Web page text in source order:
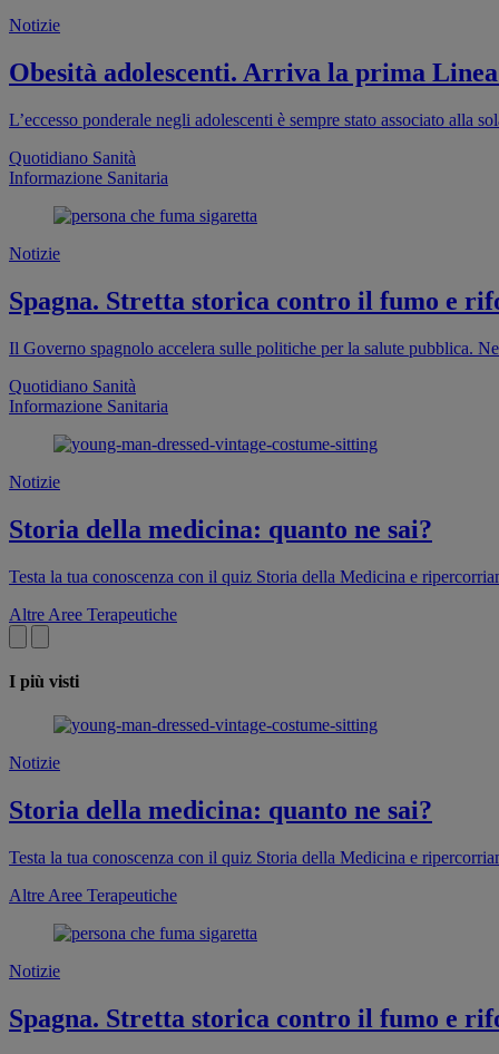
Notizie
Obesità adolescenti. Arriva la prima
L’eccesso ponderale negli adolescenti è sempre stato associato
Quotidiano Sanità
Informazione Sanitaria
Notizie
Spagna. Stretta storica contro il fumo e
Il Governo spagnolo accelera sulle politiche per la salute pubblica.
Quotidiano Sanità
Informazione Sanitaria
Notizie
Storia della medicina: quanto ne sai?
Testa la tua conoscenza con il quiz Storia della Medicina e
Altre Aree Terapeutiche
I più visti
Notizie
Storia della medicina: quanto ne sai?
Testa la tua conoscenza con il quiz Storia della Medicina e
Altre Aree Terapeutiche
Notizie
Spagna. Stretta storica contro il fumo e